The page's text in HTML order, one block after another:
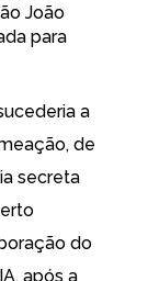
João
para
a
de
secreta
do
após a